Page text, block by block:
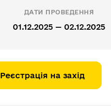
ДАТИ ПРОВЕДЕННЯ
01.12.2025 — 02.12.2025
Реєстрація на захід